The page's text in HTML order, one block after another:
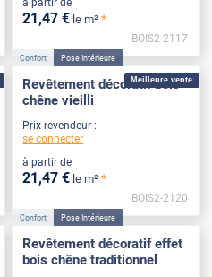
21,47 € le m² *
BOIS2-2117
Meilleure vente
Confort Pose Intérieure
Revêtement décoratif bois
chêne vieilli
Prix revendeur :
se connecter
à partir de
21,47 € le m² *
BOIS2-2120
Confort Pose Intérieure
Revêtement décoratif effet
bois chêne traditionnel